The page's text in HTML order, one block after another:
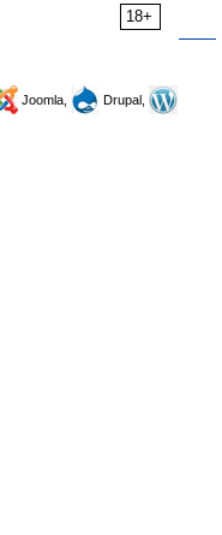
18+
Joomla,
Drupal,